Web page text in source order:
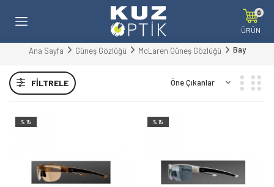
0
ÜRÜN
Ana Sayfa Güneş Gözlüğü McLaren Güneş Gözlüğü Bay
FILTRELE
%15 %15